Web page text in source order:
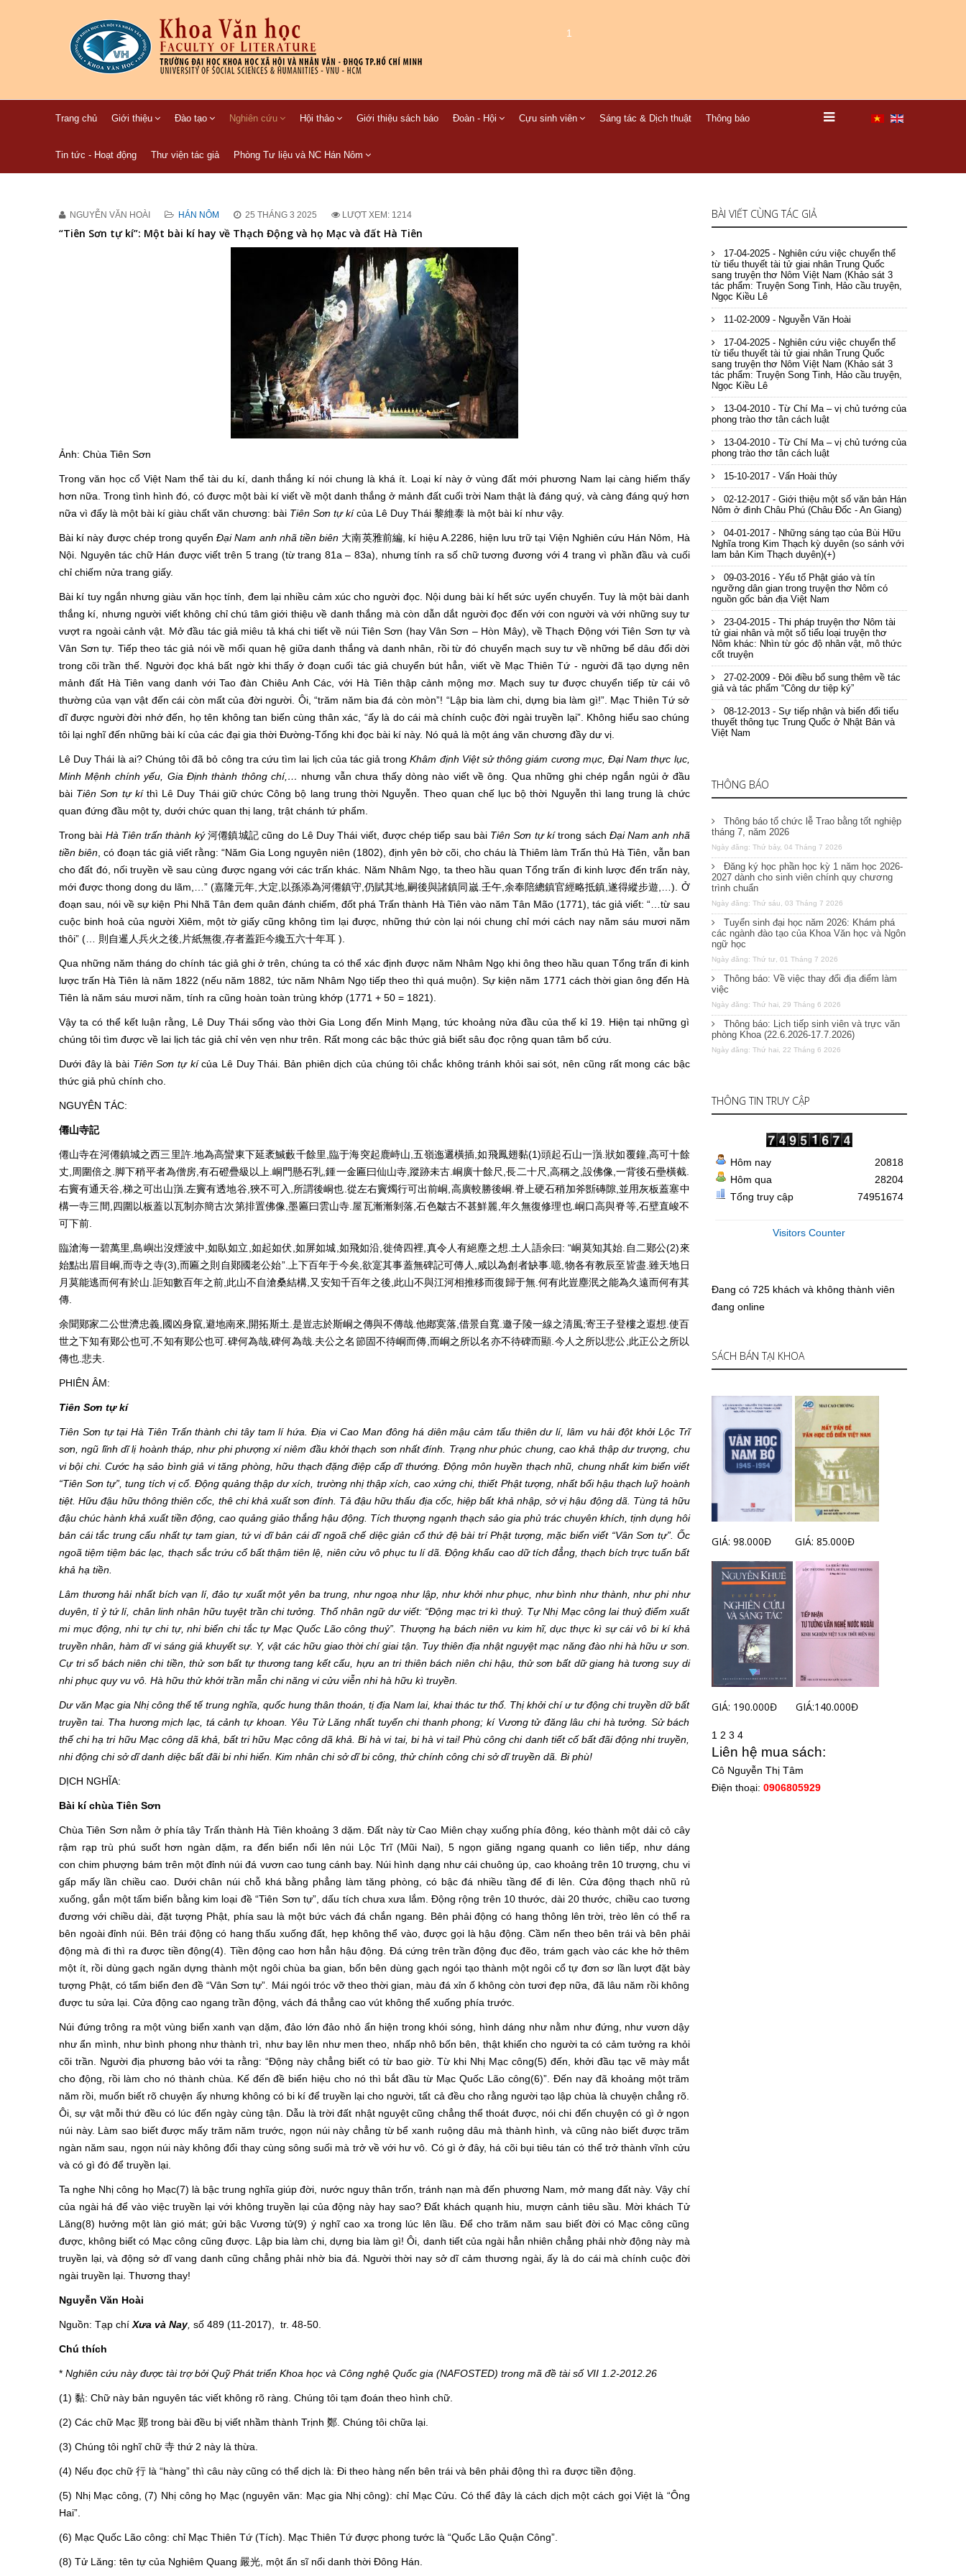
1
Trang chủ Giới thiệu Đào tạo Nghiên cứu Hội thảo Giới thiệu sách báo Đoàn - Hội Cựu sinh viên Sáng tác & Dịch thuật Thông báo
Tin tức - Hoạt động Thư viện tác giả Phòng Tư liệu và NC Hán Nôm
NGUYỄN VĂN HOÀI HÁN NÔM 25 THÁNG 3 2025 LƯỢT XEM: 1214
“Tiên Sơn tự kí”: Một bài kí hay về Thạch Động và họ Mạc và đất Hà Tiên
Ảnh: Chùa Tiên Sơn
Trong văn học cổ Việt Nam thể tài du kí, danh thắng kí nói chung là khá ít. Loại kí này ở vùng đất mới phương Nam lại càng hiếm thấy
hơn nữa. Trong tình hình đó, có được một bài kí viết về một danh thắng ở mảnh đất cuối trời Nam thật là đáng quý, và càng đáng quý hơn
nữa vì đấy là một bài kí giàu chất văn chương: bài Tiên Sơn tự kícủa Lê Duy Thái 黎維泰 là một bài kí như vậy.
Bài kí này được chép trong quyểnĐại Nam anh nhã tiền biên 大南英雅前編, kí hiệu A.2286, hiện lưu trữ tại Viện Nghiên cứu Hán Nôm, Hà
Nội. Nguyên tác chữ Hán được viết trên 5 trang (từ trang 81a – 83a), nhưng tính ra số chữ tương đương với 4 trang vì phần đầu và cuối
chỉ chiếm nửa trang giấy.
Bài kí tuy ngắn nhưng giàu văn học tính, đem lại nhiều cảm xúc cho người đọc. Nội dung bài kí hết sức uyển chuyển. Tuy là một bài danh
thắng kí, nhưng người viết không chỉ chú tâm giới thiệu về danh thắng mà còn dẫn dắt người đọc đến với con người và với những suy tư
vượt ra ngoài cảnh vật. Mở đầu tác giả miêu tả khá chi tiết về núi Tiên Sơn (hay Vân Sơn – Hòn Mây), về Thạch Động với Tiên Sơn tự và
Vân Sơn tự. Tiếp theo tác giả nói về mối quan hệ giữa danh thắng và danh nhân, rồi từ đó chuyển mạch suy tư về những bể dâu đổi dời
trong cõi trần thế. Người đọc khá bất ngờ khi thấy ở đoạn cuối tác giả chuyển bút hẳn, viết về Mạc Thiên Tứ - người đã tạo dựng nên
mảnh đất Hà Tiên vang danh với Tao đàn Chiêu Anh Các, với Hà Tiên thập cảnh mộng mơ. Mạch suy tư được chuyển tiếp từ cái vô
thường của vạn vật đến cái còn mất của đời người. Ôi, “trăm năm bia đá còn mòn”! “Lập bia làm chi, dựng bia làm gì!”. Mạc Thiên Tứ sở
dĩ được người đời nhớ đến, họ tên không tan biến cùng thân xác, “ấy là do cái mà chính cuộc đời ngài truyền lại”. Không hiểu sao chúng
tôi lại nghĩ đến những bài kí của các đại gia thời Đường-Tống khi đọc bài kí này. Nó quả là một áng văn chương đầy dư vị.
Lê Duy Thái là ai? Chúng tôi đã bỏ công tra cứu tìm lai lịch của tác giả trongKhâm định Việt sử thông giám cương mục, Đại Nam thực lục,
Minh Mệnh chính yếu, Gia Định thành thông chí,… nhưng vẫn chưa thấy dòng nào viết về ông. Qua những ghi chép ngắn ngủi ở đầu
bài Tiên Sơn tự kí thì Lê Duy Thái giữ chức Công bộ lang trung thời Nguyễn. Theo quan chế lục bộ thời Nguyễn thì lang trung là chức
quan đứng đầu một ty, dưới chức quan thị lang, trật chánh tứ phẩm.
Trong bài Hà Tiên trấn thành ký河僊鎮城記 cũng do Lê Duy Thái viết, được chép tiếp sau bài Tiên Sơn tự kítrong sách Đại Nam anh nhã
tiền biên có đoạn tác giả viết rằng: “Năm Gia Long nguyên niên (1802), định yên bờ cõi, cho cháu là Thiêm làm Trấn thủ Hà Tiên, vẫn ban
cho đất đó, nối truyền về sau cùng được ngang với các trấn khác. Năm Nhâm Ngọ, ta theo hầu quan Tổng trấn đi kinh lược đến trấn này,
mới được thong dong du lãm,…” (嘉隆元年,大定,以孫添為河僊鎮守,仍賦其地,嗣後與諸鎮同嵗.壬午,余奉陪總鎮官經略抵鎮,遂得縱步遊,…). Ở
đoạn sau, nói về sự kiện Phi Nhã Tân đem quân đánh chiếm, đốt phá Trấn thành Hà Tiên vào năm Tân Mão (1771), tác giả viết: “…từ sau
cuộc binh hoả của người Xiêm, một tờ giấy cũng không tìm lại được, những thứ còn lại nói chung chỉ mới cách nay năm sáu mươi năm
thôi” (… 則自暹人兵火之後,片紙無復,存者蓋距今纔五六十年耳 ).
Qua những năm tháng do chính tác giả ghi ở trên, chúng ta có thể xác định được năm Nhâm Ngọ khi ông theo hầu quan Tổng trấn đi kinh
lược trấn Hà Tiên là năm 1822 (nếu năm 1882, tức năm Nhâm Ngọ tiếp theo thì quá muộn). Sự kiện năm 1771 cách thời gian ông đến Hà
Tiên là năm sáu mươi năm, tính ra cũng hoàn toàn trùng khớp (1771 + 50 = 1821).
Vậy ta có thể kết luận rằng, Lê Duy Thái sống vào thời Gia Long đến Minh Mạng, tức khoảng nửa đầu của thế kỉ 19. Hiện tại những gì
chúng tôi tìm được về lai lịch tác giả chỉ vẻn vẹn như trên. Rất mong các bậc thức giả biết sâu đọc rộng quan tâm bổ cứu.
Dưới đây là bài Tiên Sơn tự kícủa Lê Duy Thái. Bản phiên dịch của chúng tôi chắc không tránh khỏi sai sót, nên cũng rất mong các bậc
thức giả phủ chính cho.
NGUYÊN TÁC:
僊山寺記
僊山寺在河僊鎮城之西三里許.地為高蠻東下延袤鰔藪千餘里,臨于海突起鹿峙山,五嶺迤邐橫插,如飛鳳翅黏(1)頭起石山一嵿.狀如覆鐘,高可十餘
丈,周圍倍之.脚下稍平者為僧房,有石磴疊級以上.峒門懸石乳,鍾一金匾曰仙山寺,蹤跡未古.峒廣十餘尺,長二十尺,高稱之,設佛像,一背後石壘橫截.
右竇有通天谷,梯之可出山嵿.左竇有透地谷,狹不可入,所謂後峒也.從左右竇燭行可出前峒,高廣較勝後峒.脊上硬石稍加斧斵磚隙,並用灰板蓋塞中
構一寺三間,四圍以板蓋以瓦制亦簡古次第排置佛像,墨匾曰雲山寺.屋瓦漸漸剝落,石色皺古不甚鮮麗,年久無復修理也.峒口高與脊等,石壁直峻不
可下前.
臨滄海一碧萬里,島嶼出沒煙波中,如臥如立,如起如伏,如屏如城,如飛如沿,徙倚四裡,真令人有絕塵之想.土人語余曰: “峒莫知其始.自二鄚公(2)來
始點出眉目峒,而寺之寺(3),而匾之則自鄚國老公始”.上下百年于今矣,欲寔其事蓋無碑記可傳人,咸以為創者缺事.噫,物各有教辰至皆盡.雖天地日
月莫能逃而何有於山.詎知數百年之前,此山不自滄桑結構,又安知千百年之後,此山不與江河相推移而復歸于無.何有此豈塵泯之能為久遠而何有其
傳.
余聞鄚家二公世濟忠義,國凶身竄,避地南來,開拓斯土.是豈志於斯峒之傳與不傳哉.他鄕寞落,借景自寬.邀子陵一線之清風;寄王子登樓之遐想.使百
世之下知有鄚公也可,不知有鄚公也可.碑何為哉,碑何為哉.夫公之名節固不待峒而傳,而峒之所以名亦不待碑而顯.今人之所以悲公,此正公之所以
傳也.悲夫.
PHIÊN ÂM:
Tiên Sơn tự kí
Tiên Sơn tự tại Hà Tiên Trấn thành chi tây tam lí hứa. Địa vi Cao Man đông há diên mậu cảm tẩu thiên dư lí, lâm vu hải đột khởi Lộc Trĩ
sơn, ngũ lĩnh dĩ lị hoành tháp, như phi phượng xí niêm đầu khởi thạch sơn nhất đính. Trạng như phúc chung, cao khả thập dư trượng, chu
vi bội chi. Cước hạ sảo bình giả vi tăng phòng, hữu thạch đặng điệp cấp dĩ thướng. Động môn huyền thạch nhũ, chung nhất kim biển viết
“Tiên Sơn tự”, tung tích vị cổ. Động quảng thập dư xích, trường nhị thập xích, cao xứng chi, thiết Phật tượng, nhất bối hậu thạch luỹ hoành
tiệt. Hữu đậu hữu thông thiên cốc, thê chi khả xuất sơn đính. Tả đậu hữu thấu địa cốc, hiệp bất khả nhập, sở vị hậu động dã. Tùng tả hữu
đậu chúc hành khả xuất tiền động, cao quảng giảo thắng hậu động. Tích thượng ngạnh thạch sảo gia phủ trác chuyên khích, tịnh dụng hôi
bản cái tắc trung cấu nhất tự tam gian, tứ vi dĩ bản cái dĩ ngoã chế diệc giản cổ thứ đệ bài trí Phật tượng, mặc biển viết “Vân Sơn tự”. Ốc
ngoã tiệm tiệm bác lạc, thạch sắc trứu cổ bất thậm tiên lệ, niên cửu vô phục tu lí dã. Động khẩu cao dữ tích đẳng, thạch bích trực tuấn bất
khả hạ tiền.
Lâm thương hải nhất bích vạn lí, đảo tự xuất một yên ba trung, như ngoạ như lập, như khởi như phục, như bình như thành, như phi như
duyên, tỉ ỷ tứ lí, chân linh nhân hữu tuyệt trần chi tưởng. Thổ nhân ngữ dư viết: “Động mạc tri kì thuỷ. Tự Nhị Mạc công lai thuỷ điểm xuất
mi mục động, nhi tự chi tự, nhi biển chi tắc tự Mạc Quốc Lão công thuỷ”. Thượng hạ bách niên vu kim hĩ, dục thực kì sự cái vô bi kí khả
truyền nhân, hàm dĩ vi sáng giả khuyết sự. Y, vật các hữu giao thời chí giai tận. Tuy thiên địa nhật nguyệt mạc năng đào nhi hà hữu ư sơn.
Cự tri sổ bách niên chi tiền, thử sơn bất tự thương tang kết cấu, hựu an tri thiên bách niên chi hậu, thử sơn bất dữ giang hà tương suy di
nhi phục quy vu vô. Hà hữu thử khởi trần mẫn chi năng vi cửu viễn nhi hà hữu kì truyền.
Dư văn Mạc gia Nhị công thế tế trung nghĩa, quốc hung thân thoán, tị địa Nam lai, khai thác tư thổ. Thị khởi chí ư tư động chi truyền dữ bất
truyền tai. Tha hương mịch lạc, tá cảnh tự khoan. Yêu Tử Lăng nhất tuyến chi thanh phong; kí Vương tử đăng lâu chi hà tưởng. Sử bách
thế chi hạ tri hữu Mạc công dã khả, bất tri hữu Mạc công dã khả. Bi hà vi tai, bi hà vi tai! Phù công chi danh tiết cố bất đãi động nhi truyền,
nhi động chi sở dĩ danh diệc bất đãi bi nhi hiển. Kim nhân chi sở dĩ bi công, thử chính công chi sở dĩ truyền dã. Bi phù!
DỊCH NGHĨA:
Bài kí chùa Tiên Sơn
Chùa Tiên Sơn nằm ở phía tây Trấn thành Hà Tiên khoảng 3 dặm. Đất này từ Cao Miên chạy xuống phía đông, kéo thành một dải cỏ cây
rậm rạp trù phú suốt hơn ngàn dặm, ra đến biển nổi lên núi Lộc Trĩ (Mũi Nai), 5 ngọn giăng ngang quanh co liên tiếp, như dáng
con chim phượng bám trên một đỉnh núi đá vươn cao tung cánh bay. Núi hình dạng như cái chuông úp, cao khoảng trên 10 trượng, chu vi
gấp mấy lần chiều cao. Dưới chân núi chỗ khá bằng phẳng làm tăng phòng, có bậc đá nhiều tầng để đi lên. Cửa động thạch nhũ rủ
xuống, gắn một tấm biển bằng kim loại đề “Tiên Sơn tự”, dấu tích chưa xưa lắm. Động rộng trên 10 thước, dài 20 thước, chiều cao tương
đương với chiều dài, đặt tượng Phật, phía sau là một bức vách đá chắn ngang. Bên phải động có hang thông lên trời, trèo lên có thể ra
bên ngoài đỉnh núi. Bên trái động có hang thấu xuống đất, hẹp không thể vào, được gọi là hậu động. Cầm nến theo bên trái và bên phải
động mà đi thì ra được tiền động(4). Tiền động cao hơn hẳn hậu động. Đá cứng trên trần động đục đẽo, trám gạch vào các khe hở thêm
một ít, rồi dùng gạch ngăn dựng thành một ngôi chùa ba gian, bốn bên dùng gạch ngói tạo thành một ngôi cổ tự đơn sơ lần lượt đặt bày
tượng Phật, có tấm biển đen đề “Vân Sơn tự”. Mái ngói tróc vỡ theo thời gian, màu đá xỉn ố không còn tươi đẹp nữa, đã lâu năm rồi không
được tu sửa lại. Cửa động cao ngang trần động, vách đá thẳng cao vút không thể xuống phía trước.
Núi đứng trông ra một vùng biển xanh vạn dặm, đảo lớn đảo nhỏ ẩn hiện trong khói sóng, hình dáng như nằm như đứng, như vươn dậy
như ẩn mình, như bình phong như thành trì, như bay lên như men theo, nhấp nhô bốn bên, thật khiến cho người ta có cảm tưởng ra khỏi
cõi trần. Người địa phương bảo với ta rằng: “Động này chẳng biết có từ bao giờ. Từ khi Nhị Mạc công(5) đến, khởi đầu tạc vẽ mày mắt
cho động, rồi làm cho nó thành chùa. Kế đến đề biển hiệu cho nó thì bắt đầu từ Mạc Quốc Lão công(6)”. Đến nay đã khoảng một trăm
năm rồi, muốn biết rõ chuyện ấy nhưng không có bi kí để truyền lại cho người, tất cả đều cho rằng người tạo lập chùa là chuyện chẳng rõ.
Ôi, sự vật mỗi thứ đều có lúc đến ngày cùng tận. Dẫu là trời đất nhật nguyệt cũng chẳng thể thoát được, nói chi đến chuyện có gì ở ngọn
núi này. Làm sao biết được mấy trăm năm trước, ngọn núi này chẳng từ bể xanh ruộng dâu mà thành hình, và cũng nào biết được trăm
ngàn năm sau, ngọn núi này không đổi thay cùng sông suối mà trở về với hư vô. Có gì ở đây, há cõi bụi tiêu tán có thể trở thành vĩnh cửu
và có gì đó để truyền lại.
Ta nghe Nhị công họ Mạc(7) là bậc trung nghĩa giúp đời, nước nguy thân trốn, tránh nạn mà đến phương Nam, mở mang đất này. Vậy chí
của ngài há để vào việc truyền lại với không truyền lại của động này hay sao? Đất khách quạnh hiu, mượn cảnh tiêu sầu. Mời khách Tử
Lăng(8) hưởng một làn gió mát; gửi bậc Vương tử(9) ý nghĩ cao xa trong lúc lên lầu. Để cho trăm năm sau biết đời có Mạc công cũng
được, không biết có Mạc công cũng được. Lập bia làm chi, dựng bia làm gì! Ôi, danh tiết của ngài hẳn nhiên chẳng phải nhờ động này mà
truyền lại, và động sở dĩ vang danh cũng chẳng phải nhờ bia đá. Người thời nay sở dĩ cảm thương ngài, ấy là do cái mà chính cuộc đời
ngài truyền lại. Thương thay!
Nguyễn Văn Hoài
Nguồn: Tạp chí Xưa và Nay, số 489 (11-2017), tr. 48-50.
Chú thích
* Nghiên cứu này được tài trợ bởi Quỹ Phát triển Khoa học và Công nghệ Quốc gia (NAFOSTED) trong mã đề tài số VII 1.2-2012.26
(1) 黏: Chữ này bản nguyên tác viết không rõ ràng. Chúng tôi tạm đoán theo hình chữ.
(2) Các chữ Mạc 鄚 trong bài đều bị viết nhầm thành Trịnh 鄭. Chúng tôi chữa lại.
(3) Chúng tôi nghĩ chữ 寺 thứ 2 này là thừa.
(4) Nếu đọc chữ 行 là “hàng” thì câu này cũng có thể dịch là: Đi theo hàng nến bên trái và bên phải động thì ra được tiền động.
(5) Nhị Mạc công, (7) Nhị công họ Mạc (nguyên văn: Mạc gia Nhị công): chỉ Mạc Cửu. Có thể đây là cách dịch một cách gọi Việt là “Ông
Hai”.
(6) Mạc Quốc Lão công: chỉ Mạc Thiên Tứ (Tích). Mạc Thiên Tứ được phong tước là “Quốc Lão Quận Công”.
(8) Tử Lăng: tên tự của Nghiêm Quang 嚴光, một ẩn sĩ nổi danh thời Đông Hán.
BÀI VIẾT CÙNG TÁC GIẢ
17-04-2025 - Nghiên cứu việc chuyển thể
từ tiểu thuyết tài tử giai nhân Trung Quốc
sang truyện thơ Nôm Việt Nam (Khảo sát 3
tác phẩm: Truyện Song Tinh, Hảo cầu truyện,
Ngọc Kiều Lê
11-02-2009 - Nguyễn Văn Hoài
17-04-2025 - Nghiên cứu việc chuyển thể
từ tiểu thuyết tài tử giai nhân Trung Quốc
sang truyện thơ Nôm Việt Nam (Khảo sát 3
tác phẩm: Truyện Song Tinh, Hảo cầu truyện,
Ngọc Kiều Lê
13-04-2010 - Từ Chí Ma – vị chủ tướng của
phong trào thơ tân cách luật
13-04-2010 - Từ Chí Ma – vị chủ tướng của
phong trào thơ tân cách luật
15-10-2017 - Vấn Hoài thủy
02-12-2017 - Giới thiệu một số văn bản Hán
Nôm ở đình Châu Phú (Châu Đốc - An Giang)
04-01-2017 - Những sáng tạo của Bùi Hữu
Nghĩa trong Kim Thạch kỳ duyên (so sánh với
lam bản Kim Thạch duyên)(+)
09-03-2016 - Yếu tố Phật giáo và tín
ngưỡng dân gian trong truyện thơ Nôm có
nguồn gốc bản địa Việt Nam
23-04-2015 - Thi pháp truyện thơ Nôm tài
tử giai nhân và một số tiểu loại truyện thơ
Nôm khác: Nhìn từ góc độ nhân vật, mô thức
cốt truyện
27-02-2009 - Đôi điều bổ sung thêm về tác
giả và tác phẩm “Công dư tiệp ký”
08-12-2013 - Sự tiếp nhận và biến đổi tiểu
thuyết thông tục Trung Quốc ở Nhật Bản và
Việt Nam
THÔNG BÁO
Thông báo tổ chức lễ Trao bằng tốt nghiệp
tháng 7, năm 2026
Ngày đăng: Thứ bảy, 04 Tháng 7 2026
Đăng ký học phần học kỳ 1 năm học 2026-
2027 dành cho sinh viên chính quy chương
trình chuẩn
Ngày đăng: Thứ sáu, 03 Tháng 7 2026
Tuyển sinh đại học năm 2026: Khám phá
các ngành đào tạo của Khoa Văn học và Ngôn
ngữ học
Ngày đăng: Thứ tư, 01 Tháng 7 2026
Thông báo: Về việc thay đổi địa điểm làm
việc
Ngày đăng: Thứ hai, 29 Tháng 6 2026
Thông báo: Lịch tiếp sinh viên và trực văn
phòng Khoa (22.6.2026-17.7.2026)
Ngày đăng: Thứ hai, 22 Tháng 6 2026
THÔNG TIN TRUY CẬP
Hôm nay
Hôm qua
Tổng truy cập
20818
28204
74951674
Visitors Counter
Đang có 725 khách và không thành viên
đang online
SÁCH BÁN TẠI KHOA
GIÁ: 98.000Đ GIÁ: 85.000Đ
GIÁ: 190.000Đ GIÁ:140.000Đ
1 2 3 4
Liên hệ mua sách:
Cô Nguyễn Thị Tâm
Điện thoại: 0906805929